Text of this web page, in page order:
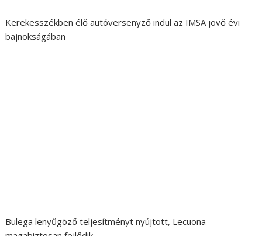
Kerekesszékben élő autóversenyző indul az IMSA jövő évi
bajnokságában
Bulega lenyűgöző teljesítményt nyújtott, Lecuona